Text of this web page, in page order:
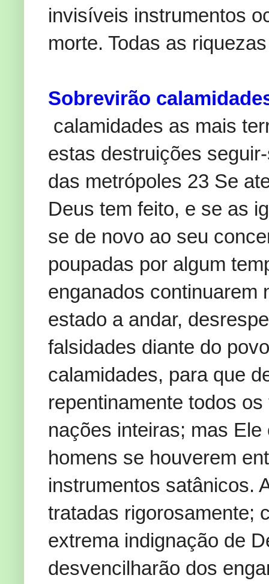
invisíveis instrumentos
morte. Todas as
Sobrevirão
calamidades as mais
estas destruições
das metrópoles 23 Se
Deus tem feito, e se as
se de novo ao seu
poupadas por algum
enganados continuarem
estado a andar,
falsidades diante do
calamidades, para que
repentinamente todos
nações inteiras; mas
homens se houverem
instrumentos satânicos.
tratadas rigorosamente;
extrema indignação de
desvencilharão dos